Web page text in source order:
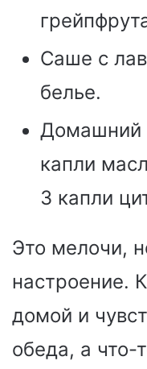
Саше с
белье.
Домашний
капли
3 капли
Это мелочи,
настроение.
домой и
обеда, а что-